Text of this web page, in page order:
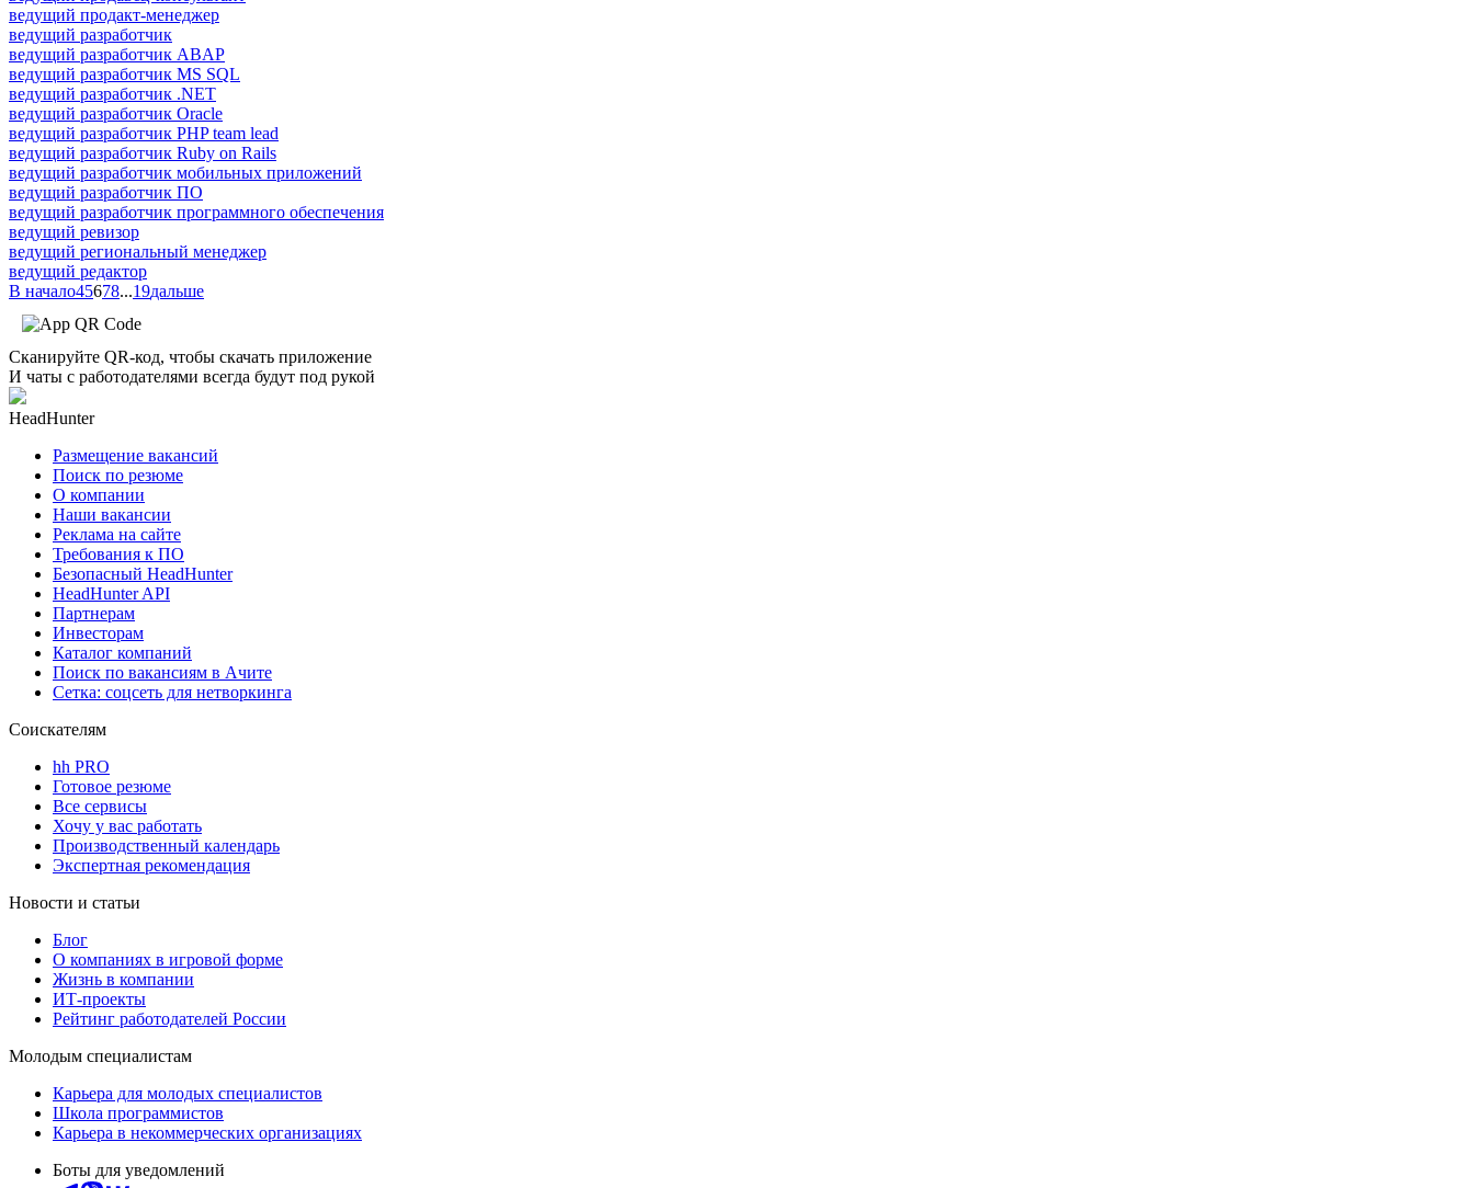
ведущий продакт-менеджер
ведущий разработчик
ведущий разработчик ABAP
ведущий разработчик MS SQL
ведущий разработчик .NET
ведущий разработчик Oracle
ведущий разработчик PHP team lead
ведущий разработчик Ruby on Rails
ведущий разработчик мобильных приложений
ведущий разработчик ПО
ведущий разработчик программного обеспечения
ведущий ревизор
ведущий региональный менеджер
ведущий редактор
В начало45678...19дальше
Сканируйте QR-код, чтобы скачать приложение
И чаты с работодателями всегда будут под рукой
HeadHunter
Размещение вакансий
Поиск по резюме
О компании
Наши вакансии
Реклама на сайте
Требования к ПО
Безопасный HeadHunter
HeadHunter API
Партнерам
Инвесторам
Каталог компаний
Поиск по вакансиям в Ачите
Сетка: соцсеть для нетворкинга
Соискателям
hh PRO
Готовое резюме
Все сервисы
Хочу у вас работать
Производственный календарь
Экспертная рекомендация
Новости и статьи
Блог
О компаниях в игровой форме
Жизнь в компании
ИТ-проекты
Рейтинг работодателей России
Молодым специалистам
Карьера для молодых специалистов
Школа программистов
Карьера в некоммерческих организациях
Боты для уведомлений